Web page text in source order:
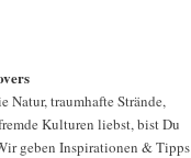
Natur, traumhafte Strände,
Kulturen liebst, bist Du
geben Inspirationen & Tipps